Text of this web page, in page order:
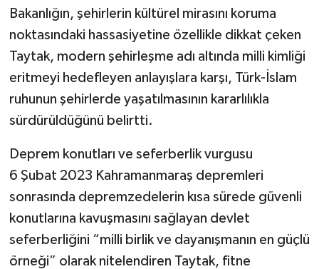
Bakanlığın, şehirlerin kültürel mirasını koruma
noktasındaki hassasiyetine özellikle dikkat çeken
Taytak, modern şehirleşme adı altında milli kimliği
eritmeyi hedefleyen anlayışlara karşı, Türk-İslam
ruhunun şehirlerde yaşatılmasının kararlılıkla
sürdürüldüğünü belirtti.
Deprem konutları ve seferberlik vurgusu
6 Şubat 2023 Kahramanmaraş depremleri
sonrasında depremzedelerin kısa sürede güvenli
konutlarına kavuşmasını sağlayan devlet
seferberliğini “milli birlik ve dayanışmanın en güçlü
örneği” olarak nitelendiren Taytak, fitne